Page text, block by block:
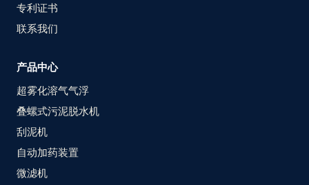
专利证书
联系我们
产品中心
超雾化溶气气浮
叠螺式污泥脱水机
刮泥机
自动加药装置
微滤机